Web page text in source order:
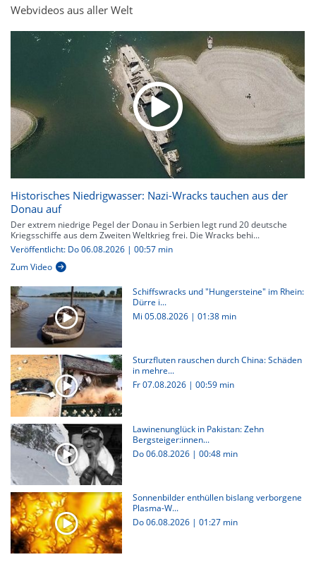
Webvideos aus aller Welt
Historisches Niedrigwasser: Nazi-Wracks tauchen aus der
Donau auf
Der extrem niedrige Pegel der Donau in Serbien legt rund 20 deutsche
Kriegsschiffe aus dem Zweiten Weltkrieg frei. Die Wracks behi...
Veröffentlicht: Do 06.08.2026 | 00:57 min
Zum Video
Schiffswracks und "Hungersteine" im Rhein:
Dürre i...
Mi 05.08.2026 | 01:38 min
Sturzfluten rauschen durch China: Schäden
in mehre...
Fr 07.08.2026 | 00:59 min
Lawinenunglück in Pakistan: Zehn
Bergsteiger:innen...
Do 06.08.2026 | 00:48 min
Sonnenbilder enthüllen bislang verborgene
Plasma-W...
Do 06.08.2026 | 01:27 min